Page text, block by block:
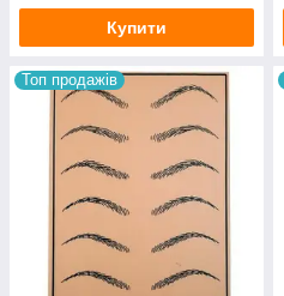
Купити
Топ продажів